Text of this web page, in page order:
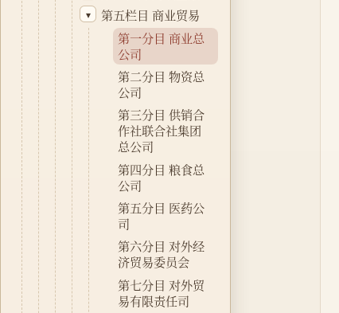
▾
第五栏目 商业贸易
第一分目 商业总
公司
第二分目 物资总
公司
第三分目 供销合
作社联合社集团
总公司
第四分目 粮食总
公司
第五分目 医药公
司
第六分目 对外经
济贸易委员会
第七分目 对外贸
易有限责任司